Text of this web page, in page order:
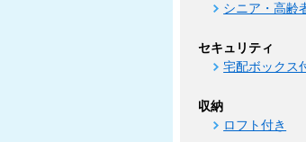
シニア・高齢
セキュリティ
宅配ボックス
収納
ロフト付き